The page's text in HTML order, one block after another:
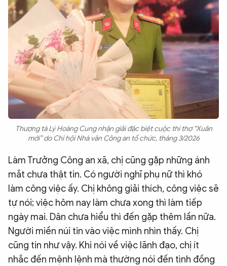
Thượng tá Lý Hoàng Cung nhận giải đặc biệt cuộc thi thơ “Xuân
mới” do Chi hội Nhà văn Công an tổ chức, tháng 3/2026
Làm Trưởng Công an xã, chị cũng gặp những ánh
mắt chưa thật tin. Có người nghĩ phụ nữ thì khó
làm công việc ấy. Chị không giải thích, công việc sẽ
tự nói; việc hôm nay làm chưa xong thì làm tiếp
ngày mai. Dân chưa hiểu thì đến gặp thêm lần nữa.
Người miền núi tin vào việc mình nhìn thấy. Chị
cũng tin như vậy. Khi nói về việc lãnh đạo, chị ít
nhắc đến mệnh lệnh mà thường nói đến tình đồng